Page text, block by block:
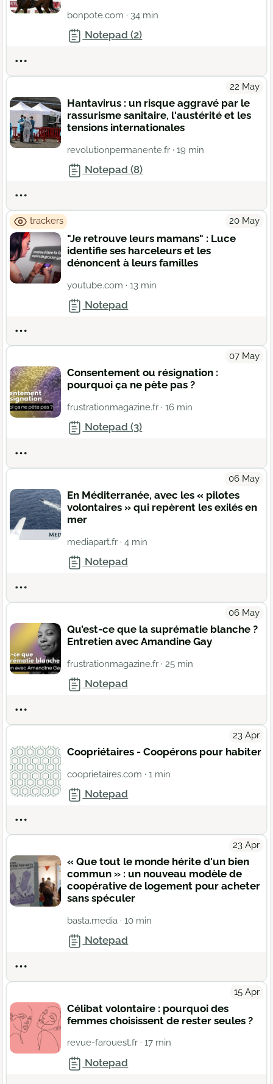
bonpote.com · 34 min
Notepad (2)
22 May
Hantavirus : un risque aggravé par le
rassurisme sanitaire, l'austérité et les
tensions internationales
revolutionpermanente.fr · 19 min
Notepad (8)
trackers 20 May
"Je retrouve leurs mamans" : Luce
identifie ses harceleurs et les
dénoncent à leurs familles
youtube.com · 13 min
Notepad
07 May
Consentement ou résignation :
pourquoi ça ne pète pas ?
frustrationmagazine.fr · 16 min
Notepad (3)
06 May
En Méditerranée, avec les « pilotes
volontaires » qui repèrent les exilés en
mer
mediapart.fr · 4 min
Notepad
06 May
Qu’est-ce que la suprématie blanche ?
Entretien avec Amandine Gay
frustrationmagazine.fr · 25 min
Notepad
23 Apr
Coopriétaires - Coopérons pour habiter
cooprietaires.com · 1 min
Notepad
23 Apr
« Que tout le monde hérite d'un bien
commun » : un nouveau modèle de
coopérative de logement pour acheter
sans spéculer
basta.media · 10 min
Notepad
15 Apr
Célibat volontaire : pourquoi des
femmes choisissent de rester seules ?
revue-farouest.fr · 17 min
Notepad